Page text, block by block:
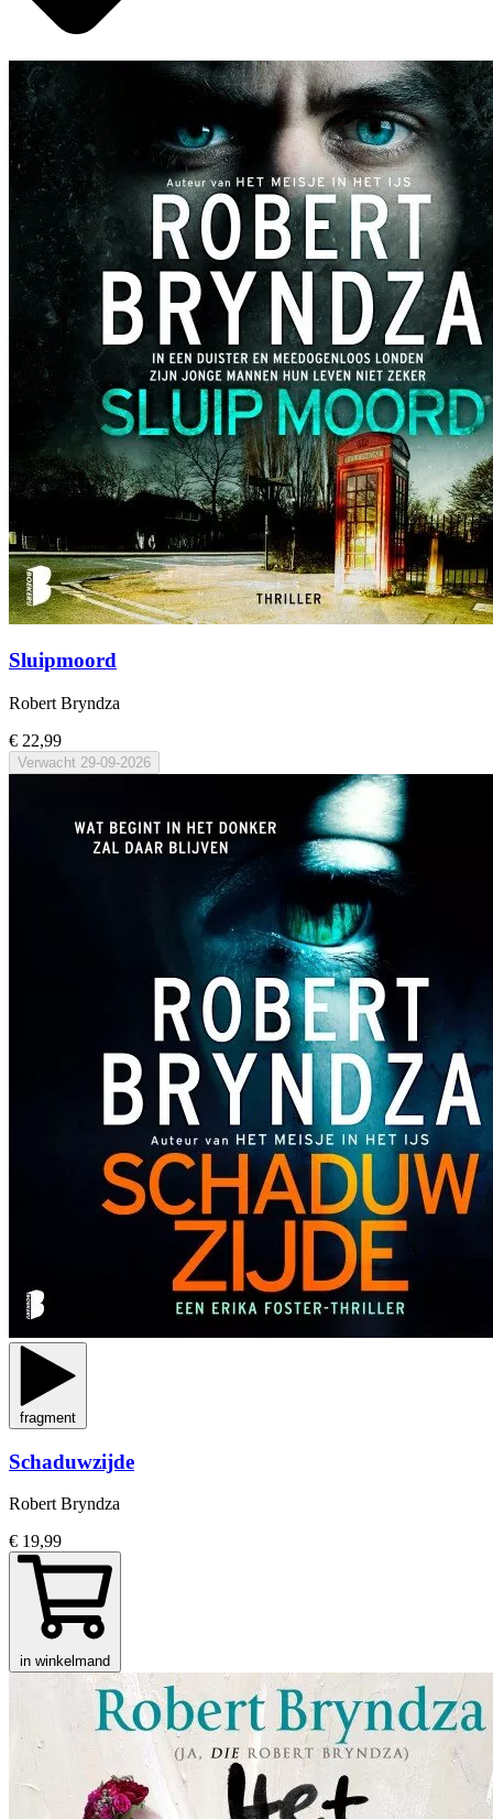
Sluipmoord
Robert Bryndza
€ 22,99
Verwacht 29-09-2026
fragment
Schaduwzijde
Robert Bryndza
€ 19,99
in winkelmand